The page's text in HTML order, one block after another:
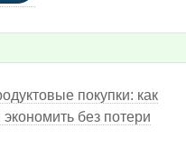
покупки: как
без потери